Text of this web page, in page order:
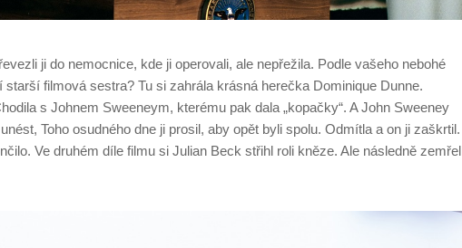
ji do nemocnice, kde ji operovali, ale nepřežila. Podle vašeho nebohé
starší filmová sestra? Tu si zahrála krásná herečka Dominique Dunne.
s Johnem Sweeneym, kterému pak dala „kopačky“. A John Sweeney
Toho osudného dne ji prosil, aby opět byli spolu. Odmítla a on ji zaškrtil.
Ve druhém díle filmu si Julian Beck střihl roli kněze. Ale následně zemřel